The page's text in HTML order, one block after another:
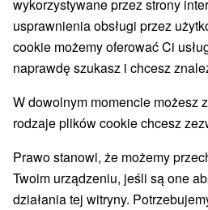
Przejdź do lokalizacji
9,3 doskonały
wykorzystywane przez strony
usprawnienia obsługi przez
cookie możemy oferować Ci
naprawdę szukasz i chcesz
W dowolnym momencie możesz
rodzaje plików cookie chcesz
Prawo stanowi, że możemy
Twoim urządzeniu, jeśli są one
działania tej witryny.